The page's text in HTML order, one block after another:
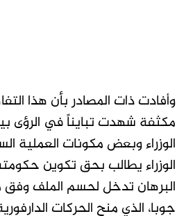
وأفادت ذات المصادر بأن هذا
مكثفة شهدت تبايناً في الرؤى
الوزراء وبعض مكونات العملية
الوزراء يطالب بحق تكوين
البرهان تدخل لحسم الملف
جوبا، الذي منح الحركات